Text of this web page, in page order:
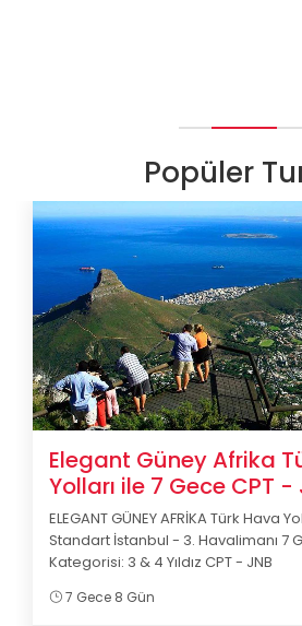
Popüler
Elegant Güney Afrika
Yolları ile 7 Gece CPT -
ELEGANT GÜNEY AFRİKA Türk Hava
Standart İstanbul - 3. Havalimanı 7
Kategorisi: 3 & 4 Yıldız CPT - JNB
7 Gece 8 Gün